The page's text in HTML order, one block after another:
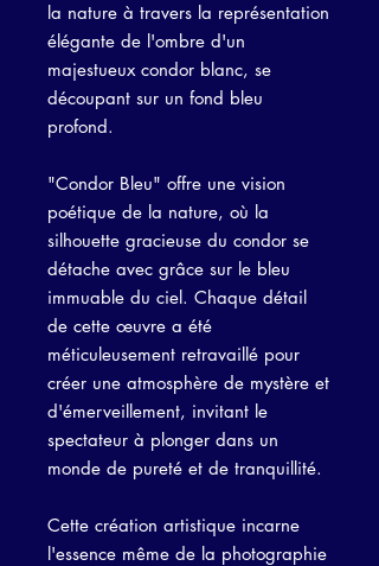
la nature à travers la représentation
élégante de l'ombre d'un
majestueux condor blanc, se
découpant sur un fond bleu
profond.
"Condor Bleu" offre une vision
poétique de la nature, où la
silhouette gracieuse du condor se
détache avec grâce sur le bleu
immuable du ciel. Chaque détail
de cette œuvre a été
méticuleusement retravaillé pour
créer une atmosphère de mystère et
d'émerveillement, invitant le
spectateur à plonger dans un
monde de pureté et de tranquillité.
Cette création artistique incarne
l'essence même de la photographie